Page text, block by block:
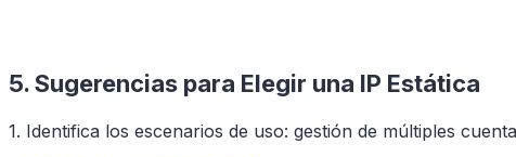
5. Sugerencias para Elegir una IP Estática
1. Identifica los escenarios de uso: gestión de múltiples